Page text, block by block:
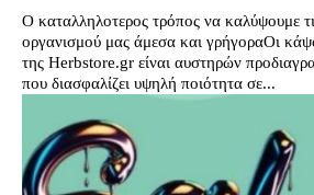
Ο καταλληλοτερος τρόπος να καλύψουμε
οργανισμού μας άμεσα και γρήγοραΟι
της Herbstore.gr είναι αυστηρών
που διασφαλίζει υψηλή ποιότητα σε...